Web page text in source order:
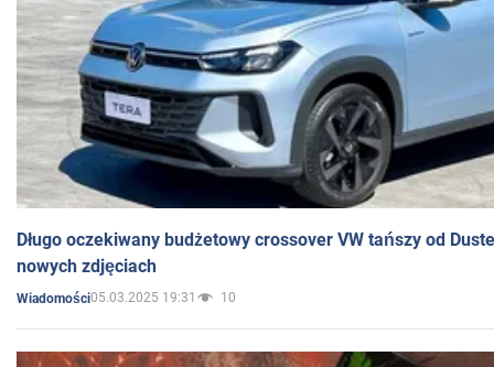
Długo oczekiwany budżetowy crossover VW tańszy od
nowych zdjęciach
Wiadomości05.03.2025 19:31 10